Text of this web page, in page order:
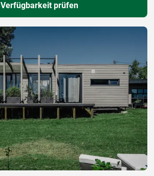
Verfügbarkeit prüfen